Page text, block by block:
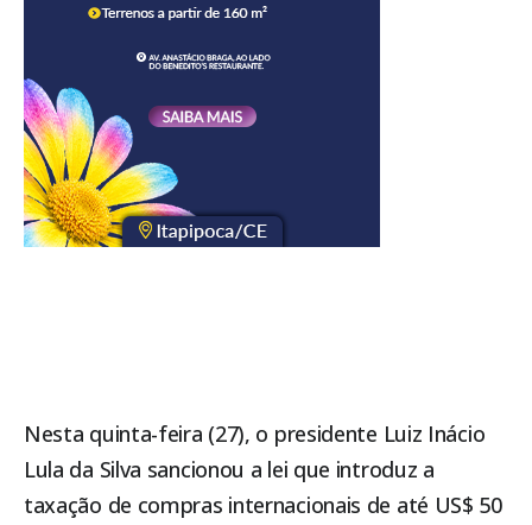
Nesta quinta-feira (27), o presidente Luiz Inácio
Lula da Silva sancionou a lei que introduz a
taxação de compras internacionais de até US$ 50